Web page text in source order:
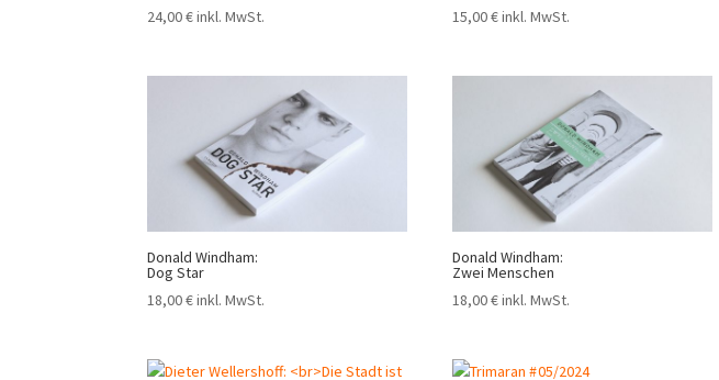
24,00€inkl. MwSt.
15,00€inkl. MwSt.
Donald Windham:
Dog Star
18,00€inkl. MwSt.
Donald Windham:
Zwei Menschen
18,00€inkl. MwSt.